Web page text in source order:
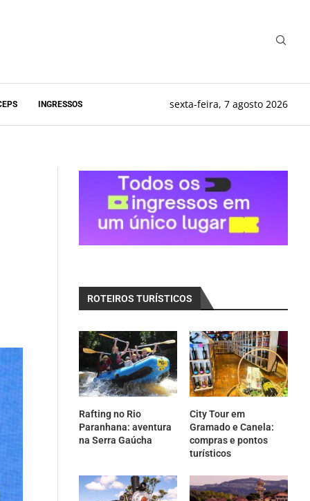
INGRESSOS sexta-feira, 7 agosto 2026
ROTEIROS TURÍSTICOS
Rafting no Rio
Paranhana: aventura
na Serra Gaúcha
City Tour em
Gramado e Canela:
compras e pontos
turísticos